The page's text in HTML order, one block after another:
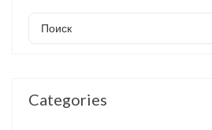
Categories